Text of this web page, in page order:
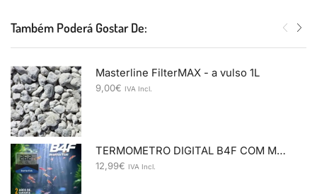
Também Poderá Gostar De:
Masterline FilterMAX - a vulso 1L
9,00€ IVA Incl.
TERMOMETRO DIGITAL B4F COM MEMORIA
12,99€ IVA Incl.